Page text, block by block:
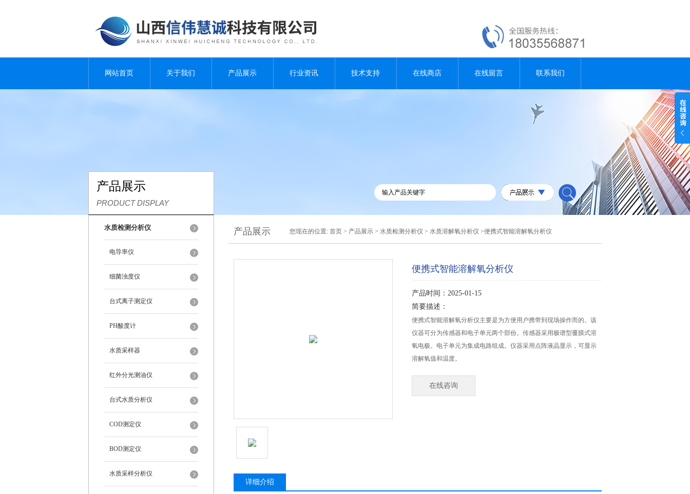
网站首页 关于我们 产品展示 行业资讯 技术支持 在线商店 在线留言 联系我们
产品展示
PRODUCT DISPLAY
水质检测分析仪
电导率仪
细菌浊度仪
台式离子测定仪
PH酸度计
水质采样器
红外分光测油仪
台式水质分析仪
COD测定仪
BOD测定仪
水质采样分析仪
产品展示 您现在的位置: 首页 > 产品展示 > 水质检测分析仪 > 水质溶解氧分析仪 >便携式智能溶解氧分析仪
便携式智能溶解氧分析仪
产品时间：2025-01-15
简要描述：
便携式智能溶解氧分析仪主要是为方便用户携带到现场操作而的。该
仪器可分为传感器和电子单元两个部份。传感器采用极谱型覆膜式溶
氧电极。电子单元为集成电路组成。仪器采用点阵液晶显示，可显示
溶解氧值和温度。
在线咨询
详细介绍